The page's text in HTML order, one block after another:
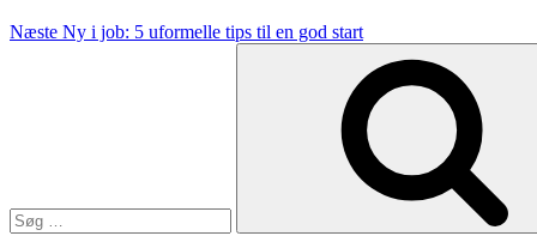
Næste Ny i job: 5 uformelle tips til en god start